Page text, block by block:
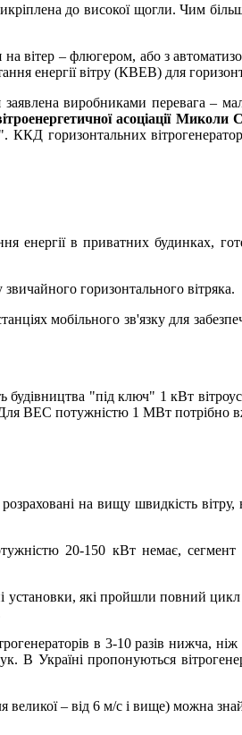
до високої щогли. Чим
вітер – флюгером, або з
енергії вітру (КВЕВ) для
виробниками перевага –
асоціації Миколи
ККД горизонтальних
енергії в приватних будинках,
горизонтального вітряка.
мобільного зв'язку для
"під ключ" 1 кВт
ВЕС потужністю 1 МВт потрібно
на вищу швидкість вітру,
20-150 кВт немає, сегмент
які пройшли повний цикл
в 3-10 разів нижча,
В Україні пропонуються
– від 6 м/с і вище) можна